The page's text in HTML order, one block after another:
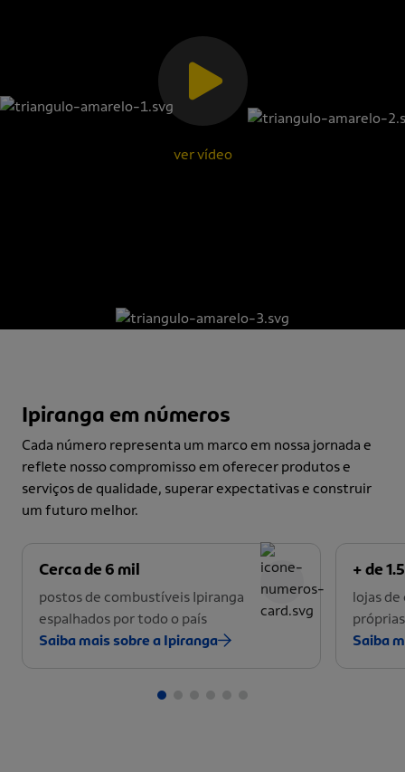
ver vídeo
Ipiranga em números
Cada número representa um marco em nossa jornada e
reflete nosso compromisso em oferecer produtos e
serviços de qualidade, superar expectativas e construir
um futuro melhor.
Cerca de 6 mil
postos de combustíveis Ipiranga
espalhados por todo o país
Saiba mais sobre a Ipiranga
+ de
lojas
Saiba